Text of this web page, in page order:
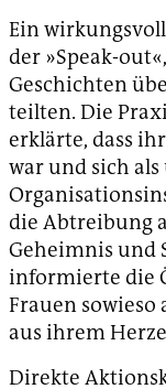
Ein
der »Speak-
Geschichten
teilten. Die
erklärte, dass
war und sich
die Abtreibung
Geheimnis und
informierte die
Frauen sowieso
aus ihrem
Direkte